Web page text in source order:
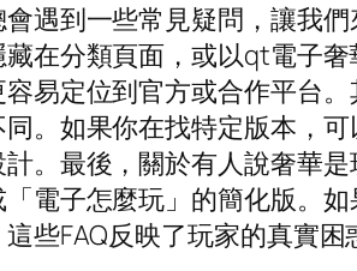
遇到一些常見疑問，讓我
在分類頁面，或以qt電子
易定位到官方或合作平台
。如果你在找特定版本，
。最後，關於有人說奢華
電子怎麼玩」的簡化版。
些FAQ反映了玩家的真實困